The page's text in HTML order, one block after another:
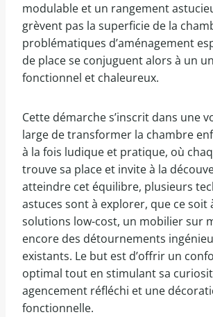
modulable et un rangement
grèvent pas la superficie de la
problématiques d’aménagement
de place se conjuguent alors à un
fonctionnel et chaleureux.
Cette démarche s’inscrit dans une
large de transformer la chambre
à la fois ludique et pratique, où
trouve sa place et invite à la
atteindre cet équilibre, plusieurs
astuces sont à explorer, que ce soit
solutions low-cost, un mobilier sur
encore des détournements
existants. Le but est d’offrir un
optimal tout en stimulant sa
agencement réfléchi et une
fonctionnelle.